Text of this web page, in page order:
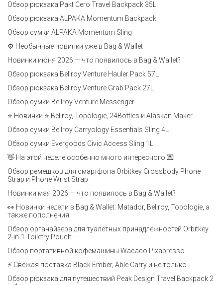
Обзор рюкзака Pakt Cero Travel Backpack 35L
Обзор рюкзака ALPAKA Momentum Backpack
Обзор сумки ALPAKA Momentum Sling
⚙️ Необычные новинки уже в Bag & Wallet
Новинки июня 2026 — что появилось в Bag & Wallet?
Обзор рюкзака Bellroy Venture Hauler Pack 57L
Обзор рюкзака Bellroy Venture Grab Pack 27L
Обзор сумки Bellroy Venture Messenger
⭐ Новинки ⭐ Bellroy, Topologie, 24Bottles и Alaskan Maker
Обзор сумки Bellroy Carryology Essentials Sling 4L
Обзор сумки Evergoods Civic Access Sling 1L
👋 На этой неделе особенно много интересного 💌
Обзор ремешков для смартфона Orbitkey Crossbody Phone
Strap и Phone Wrist Strap
Новинки мая 2026 — что появилось в Bag & Wallet?
👀 Новинки недели в Bag & Wallet: Matador, Bellroy, Topologie, а
также пополнения
Обзор органайзера для туалетных принадлежностей Orbitkey
2-in-1 Toiletry Pouch
Обзор портативной кофемашины Wacaco Pixapresso
⚡ Свежая поставка Black Ember, Able Carry и не только
Обзор рюкзака для путешествий Peak Design Travel Backpack 2